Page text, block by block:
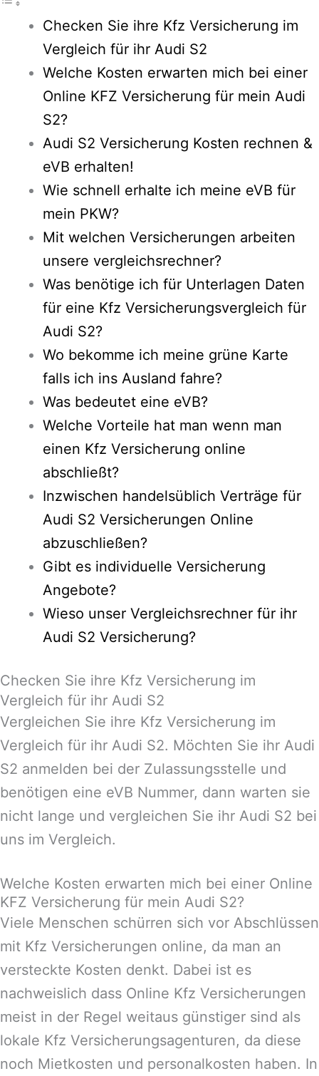
Checken Sie ihre Kfz Versicherung im
Vergleich für ihr Audi S2
Welche Kosten erwarten mich bei einer
Online KFZ Versicherung für mein Audi
S2?
Audi S2 Versicherung Kosten rechnen &
eVB erhalten!
Wie schnell erhalte ich meine eVB für
mein PKW?
Mit welchen Versicherungen arbeiten
unsere vergleichsrechner?
Was benötige ich für Unterlagen Daten
für eine Kfz Versicherungsvergleich für
Audi S2?
Wo bekomme ich meine grüne Karte
falls ich ins Ausland fahre?
Was bedeutet eine eVB?
Welche Vorteile hat man wenn man
einen Kfz Versicherung online
abschließt?
Inzwischen handelsüblich Verträge für
Audi S2 Versicherungen Online
abzuschließen?
Gibt es individuelle Versicherung
Angebote?
Wieso unser Vergleichsrechner für ihr
Audi S2 Versicherung?
Checken Sie ihre Kfz Versicherung im
Vergleich für ihr Audi S2
Vergleichen Sie ihre Kfz Versicherung im
Vergleich für ihr Audi S2. Möchten Sie ihr Audi
S2 anmelden bei der Zulassungsstelle und
benötigen eine eVB Nummer, dann warten sie
nicht lange und vergleichen Sie ihr Audi S2 bei
uns im Vergleich.
Welche Kosten erwarten mich bei einer Online
KFZ Versicherung für mein Audi S2?
Viele Menschen schürren sich vor Abschlüssen
mit Kfz Versicherungen online, da man an
versteckte Kosten denkt. Dabei ist es
nachweislich dass Online Kfz Versicherungen
meist in der Regel weitaus günstiger sind als
lokale Kfz Versicherungsagenturen, da diese
noch Mietkosten und personalkosten haben. In